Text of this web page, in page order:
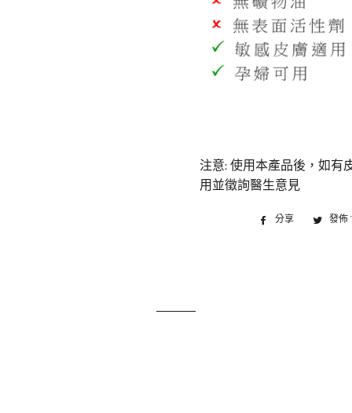
注意: 使用本產品後，如有
用並徵詢醫生意見
分享 發佈